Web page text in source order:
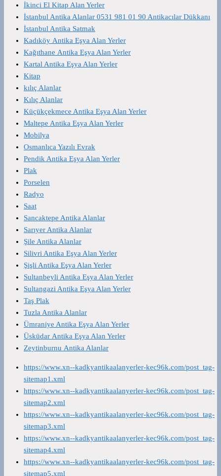
İkinci El Kitap Alan Yerler
İstanbul Antika Alanlar 0531 981 01 90 Antikacılar Dükkanı
İstanbul Antika Satmak
Kadıköy Antika Eşya Alan Yerler
Kağıthane Antika Eşya Alan Yerler
Kartal Antika Eşya Alan Yerler
Kitap
kılıç Alanlar
Kılıç Alanlar
Küçükçekmece Antika Eşya Alan Yerler
Maltepe Antika Eşya Alan Yerler
Mobilya
Osmanlıca Yazılı Evrak
Pendik Antika Eşya Alan Yerler
Plak
Porselen
Radyo
Saat
Sancaktepe Antika Alanlar
Sarıyer Antika Alanlar
Şile Antika Alanlar
Silivri Antika Eşya Alan Yerler
Şişli Antika Eşya Alan Yerler
Sultanbeyli Antika Eşya Alan Yerler
Sultangazi Antika Eşya Alan Yerler
Taş Plak
Tuzla Antika Alanlar
Ümraniye Antika Eşya Alan Yerler
Üsküdar Antika Eşya Alan Yerler
Zeytinburnu Antika Alanlar
https://www.xn--kadkyantikaalanyerler-kec96k.com/post_tag-
sitemap1.xml
https://www.xn--kadkyantikaalanyerler-kec96k.com/post_tag-
sitemap2.xml
https://www.xn--kadkyantikaalanyerler-kec96k.com/post_tag-
sitemap3.xml
https://www.xn--kadkyantikaalanyerler-kec96k.com/post_tag-
sitemap4.xml
https://www.xn--kadkyantikaalanyerler-kec96k.com/post_tag-
sitemap5.xml